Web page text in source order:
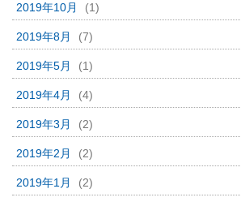
2019年10月 (1)
2019年8月 (7)
2019年5月 (1)
2019年4月 (4)
2019年3月 (2)
2019年2月 (2)
2019年1月 (2)